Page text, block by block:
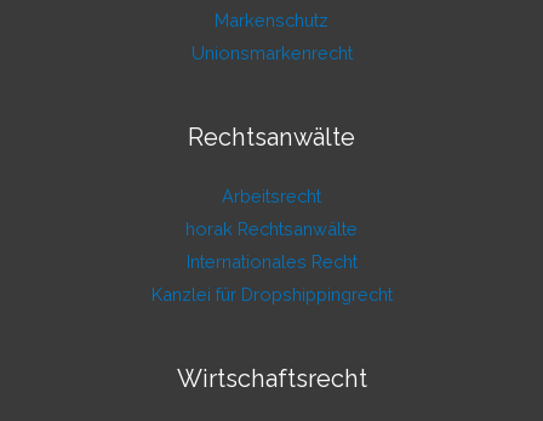
Markenschutz
Unionsmarkenrecht
Rechtsanwälte
Arbeitsrecht
horak Rechtsanwälte
Internationales Recht
Kanzlei für Dropshippingrecht
Wirtschaftsrecht